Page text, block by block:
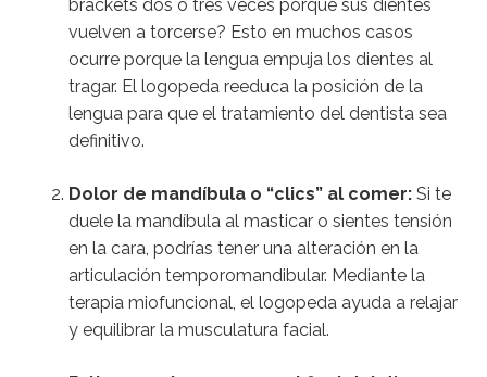
brackets dos o tres veces porque sus dientes
vuelven a torcerse? Esto en muchos casos
ocurre porque la lengua empuja los dientes al
tragar. El logopeda reeduca la posición de la
lengua para que el tratamiento del dentista sea
definitivo.
Dolor de mandíbula o “clics” al comer: Si te
duele la mandíbula al masticar o sientes tensión
en la cara, podrías tener una alteración en la
articulación temporomandibular. Mediante la
terapia miofuncional, el logopeda ayuda a relajar
y equilibrar la musculatura facial.